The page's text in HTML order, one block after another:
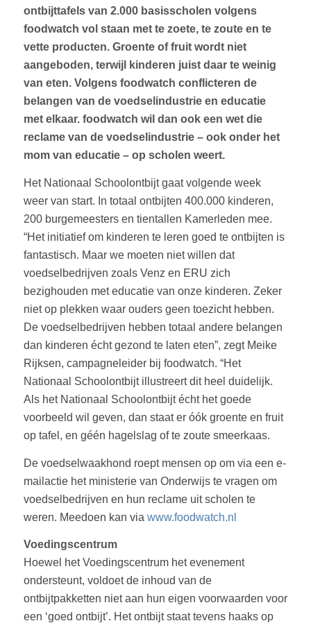
ontbijttafels van 2.000 basisscholen volgens
foodwatch vol staan met te zoete, te zoute en te
vette producten. Groente of fruit wordt niet
aangeboden, terwijl kinderen juist daar te weinig
van eten. Volgens foodwatch conflicteren de
belangen van de voedselindustrie en educatie
met elkaar. foodwatch wil dan ook een wet die
reclame van de voedselindustrie – ook onder het
mom van educatie – op scholen weert.
Het Nationaal Schoolontbijt gaat volgende week
weer van start. In totaal ontbijten 400.000 kinderen,
200 burgemeesters en tientallen Kamerleden mee.
“Het initiatief om kinderen te leren goed te ontbijten is
fantastisch. Maar we moeten niet willen dat
voedselbedrijven zoals Venz en ERU zich
bezighouden met educatie van onze kinderen. Zeker
niet op plekken waar ouders geen toezicht hebben.
De voedselbedrijven hebben totaal andere belangen
dan kinderen écht gezond te laten eten”, zegt Meike
Rijksen, campagneleider bij foodwatch. “Het
Nationaal Schoolontbijt illustreert dit heel duidelijk.
Als het Nationaal Schoolontbijt écht het goede
voorbeeld wil geven, dan staat er óók groente en fruit
op tafel, en géén hagelslag of te zoute smeerkaas.
De voedselwaakhond roept mensen op om via een e-
mailactie het ministerie van Onderwijs te vragen om
voedselbedrijven en hun reclame uit scholen te
weren. Meedoen kan via www.foodwatch.nl
Voedingscentrum
Hoewel het Voedingscentrum het evenement
ondersteunt, voldoet de inhoud van de
ontbijtpakketten niet aan hun eigen voorwaarden voor
een ‘goed ontbijt’. Het ontbijt staat tevens haaks op